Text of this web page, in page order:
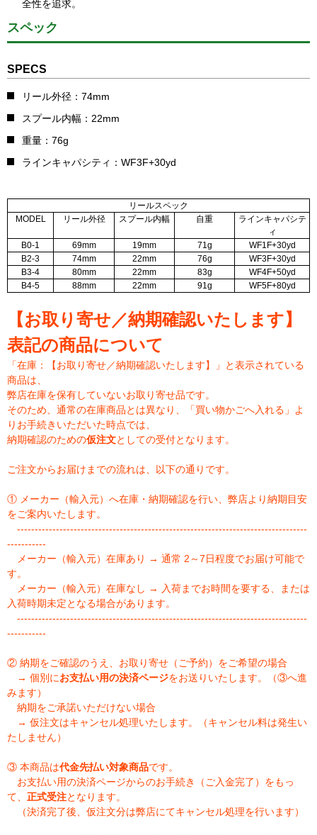
全性を追求。
スペック
SPECS
リール外径：74mm
スプール内幅：22mm
重量：76g
ラインキャパシティ：WF3F+30yd
リールスペック
MODEL
リール外径 スプール内幅 自重
ラインキャパシテ
ィ
B0-1
69mm 19mm 71g
WF1F+30yd
B2-3
74mm 22mm 76g
WF3F+30yd
B3-4
80mm 22mm 83g
WF4F+50yd
B4-5
88mm 22mm 91g WF5F+80yd
【お取り寄せ／納期確認いたします】
表記の商品について
「在庫：【お取り寄せ／納期確認いたします】」と表示されている
商品は、
弊店在庫を保有していないお取り寄せ品です。
そのため、通常の在庫商品とは異なり、「買い物かごへ入れる」よ
りお手続きいただいた時点では、
納期確認のための仮注文としての受付となります。
ご注文からお届けまでの流れは、以下の通りです。
① メーカー（輸入元）へ在庫・納期確認を行い、弊店より納期目安
をご案内いたします。
----------------------------------------------------------------------------------
-----------
メーカー（輸入元）在庫あり → 通常 2～7日程度でお届け可能で
す。
メーカー（輸入元）在庫なし → 入荷までお時間を要する、または
入荷時期未定となる場合があります。
----------------------------------------------------------------------------------
-----------
② 納期をご確認のうえ、お取り寄せ（ご予約）をご希望の場合
→ 個別にお支払い用の決済ページをお送りいたします。（③へ進
みます）
納期をご承諾いただけない場合
→ 仮注文はキャンセル処理いたします。（キャンセル料は発生い
たしません）
③ 本商品は代金先払い対象商品です。
お支払い用の決済ページからのお手続き（ご入金完了）をもっ
て、 正式受注となります。
（決済完了後、仮注文分は弊店にてキャンセル処理を行います）